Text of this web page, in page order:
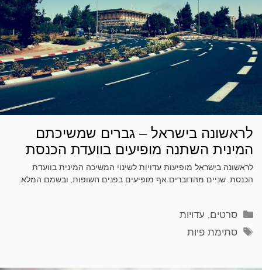
לראשונה בישראל – גברים שמשיכתם
המינית השתנה מופיעים בוועדת הכנסת
לראשונה בישראל מופיעות עדויות לשינוי המשיכה המינית בוועדת
הכנסת, שניים מהדוברים אף מופיעים בפנים חשופות, ובשמם המלא.
קטגוריות
סרטים, עדויות
תגיות
סתימת פיות